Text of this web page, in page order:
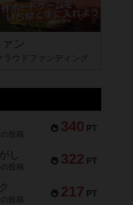
ン
ウドファンディング
340 PT
投稿
322 PT
し
投稿
217 PT
投稿